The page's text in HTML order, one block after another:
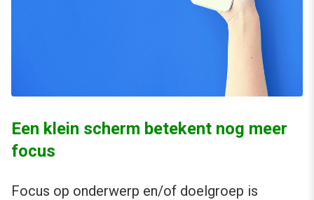
Een klein scherm betekent nog meer
focus
Focus op onderwerp en/of doelgroep is